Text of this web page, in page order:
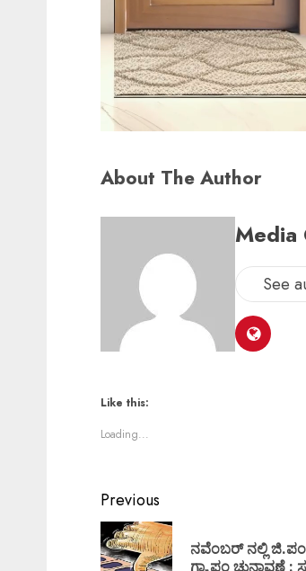
About The Author
Media
See
Like this:
Loading...
Previous
ನವೆಂಬರ್ ನಲ್ಲಿ
ಗ್ರಾ.ಪಂ ಚುನಾವಣೆ :